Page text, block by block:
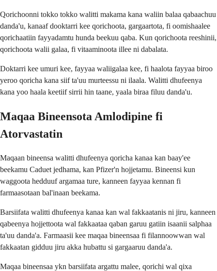
Qorichoonni tokko tokko walitti makama kana waliin balaa qabaachuu
danda'u, kanaaf dooktarri kee qorichoota, gargaartota, fi oomishaalee
qorichaatiin fayyadamtu hunda beekuu qaba. Kun qorichoota reeshinii,
qorichoota walii galaa, fi vitaaminoota illee ni dabalata.
Doktarri kee umuri kee, fayyaa waliigalaa kee, fi haalota fayyaa biroo
yeroo qoricha kana siif ta'uu murteessu ni ilaala. Walitti dhufeenya
kana yoo haala keetiif sirrii hin taane, yaala biraa filuu danda'u.
Maqaa Bineensota Amlodipine fi
Atorvastatin
Maqaan bineensa walitti dhufeenya qoricha kanaa kan baay'ee
beekamu Caduet jedhama, kan Pfizer'n hojjetamu. Bineensi kun
waggoota hedduuf argamaa ture, kanneen fayyaa kennan fi
farmaasotaan bal'inaan beekama.
Barsiifata walitti dhufeenya kanaa kan wal fakkaatanis ni jiru, kanneen
qabeenya hojjettoota wal fakkaataa qaban garuu gatiin isaanii salphaa
ta'uu danda'a. Farmaasii kee maqaa bineensaa fi filannoowwan wal
fakkaatan gidduu jiru akka hubattu si gargaaruu danda'a.
Maqaa bineensaa ykn barsiifata argattu malee, qorichi wal qixa